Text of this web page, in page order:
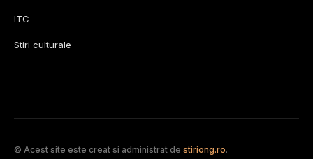
ITC
Stiri culturale
© Acest site este creat si administrat de stiriong.ro.